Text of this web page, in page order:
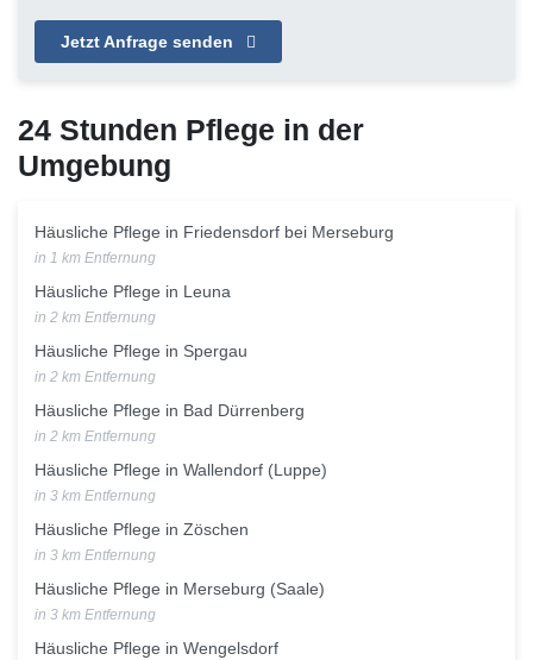
Jetzt Anfrage senden
24 Stunden Pflege in der
Umgebung
Häusliche Pflege in Friedensdorf bei Merseburg
in 1 km Entfernung
Häusliche Pflege in Leuna
in 2 km Entfernung
Häusliche Pflege in Spergau
in 2 km Entfernung
Häusliche Pflege in Bad Dürrenberg
in 2 km Entfernung
Häusliche Pflege in Wallendorf (Luppe)
in 3 km Entfernung
Häusliche Pflege in Zöschen
in 3 km Entfernung
Häusliche Pflege in Merseburg (Saale)
in 3 km Entfernung
Häusliche Pflege in Wengelsdorf